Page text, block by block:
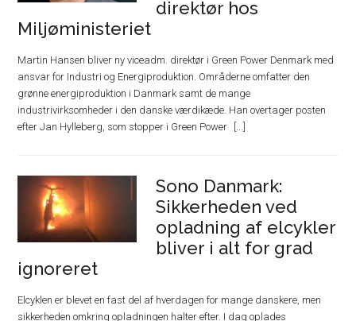
direktør hos
Miljøministeriet
Martin Hansen bliver ny viceadm. direktør i Green Power Denmark med
ansvar for Industri og Energiproduktion. Områderne omfatter den
grønne energiproduktion i Danmark samt de mange
industrivirksomheder i den danske værdikæde. Han overtager posten
efter Jan Hylleberg, som stopper i Green Power
Sono Danmark:
Sikkerheden ved
opladning af elcykler
bliver i alt for grad
ignoreret
Elcyklen er blevet en fast del af hverdagen for mange danskere, men
sikkerheden omkring opladningen halter efter. I dag oplades